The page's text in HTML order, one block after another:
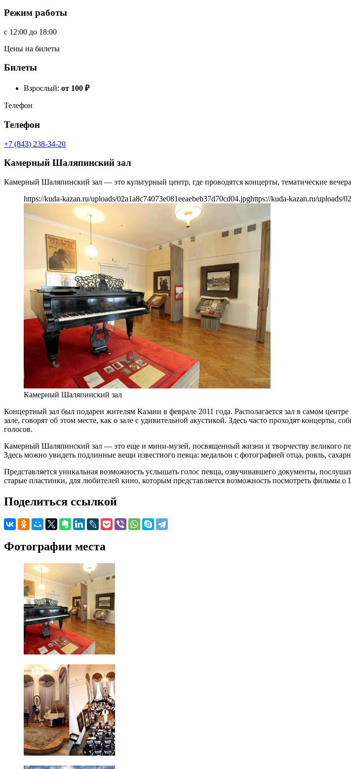
Режим работы
c 12:00 до 18:00
Цены на билеты
Билеты
Взрослый: от 100 ₽
Телефон
Телефон
+7 (843) 238-34-20
Камерный Шаляпинский зал
Камерный Шаляпинский зал — это культурный центр, где проводятся концерты, тематические
https://kuda-kazan.ru/uploads/02a1a8c74073e081eeaebeb37d70cd04.jpghttps://kuda-kazan.ru/uploads/
Камерный Шаляпинский зал
Концертный зал был подарен жителям Казани в феврале 2011 года. Располагается зал в самом
зале, говорят об этом месте, как о зале с удивительной акустикой. Здесь часто проходят
голосов.
Камерный Шаляпинский зал — это еще и мини-музей, посвященный жизни и творчеству великого
Здесь можно увидеть подлинные вещи известного певца: медальон с фотографией отца, рояль,
Представляется уникальная возможность услышать голос певца, озвучивавшего документы,
старые пластинки, для любителей кино, которым представляется возможность посмотреть фильмы
Поделиться ссылкой
Фотографии места